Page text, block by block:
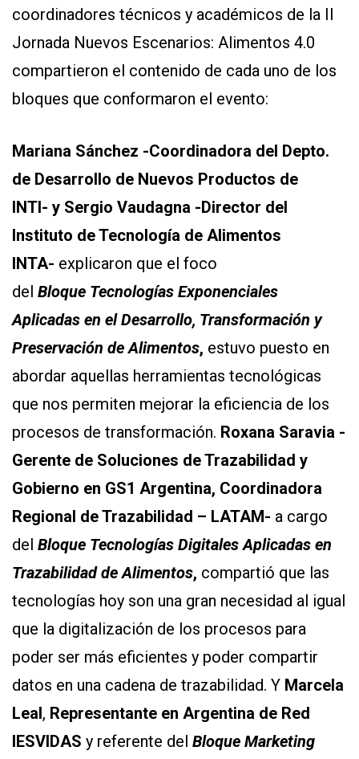
coordinadores técnicos y académicos de la II
Jornada Nuevos Escenarios: Alimentos 4.0
compartieron el contenido de cada uno de los
bloques que conformaron el evento:
Mariana Sánchez -Coordinadora del Depto.
de Desarrollo de Nuevos Productos de
INTI- y Sergio Vaudagna -Director del
Instituto de Tecnología de Alimentos
INTA- explicaron que el foco
del Bloque Tecnologías Exponenciales
Aplicadas en el Desarrollo, Transformación y
Preservación de Alimentos, estuvo puesto en
abordar aquellas herramientas tecnológicas
que nos permiten mejorar la eficiencia de los
procesos de transformación. Roxana Saravia -
Gerente de Soluciones de Trazabilidad y
Gobierno en GS1 Argentina, Coordinadora
Regional de Trazabilidad – LATAM- a cargo
del Bloque Tecnologías DigitalesAplicadas en
Trazabilidad de Alimentos, compartió que las
tecnologías hoy son una gran necesidad al igual
que la digitalización de los procesos para
poder ser más eficientes y poder compartir
datos en una cadena de trazabilidad. Y Marcela
Leal, Representante en Argentina de Red
IESVIDAS y referente del Bloque Marketing